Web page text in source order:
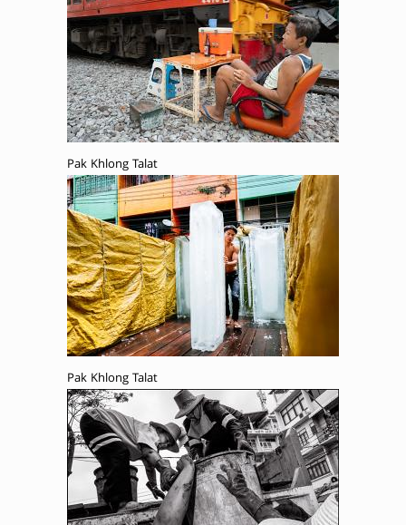
Pak Khlong Talat
Pak Khlong Talat